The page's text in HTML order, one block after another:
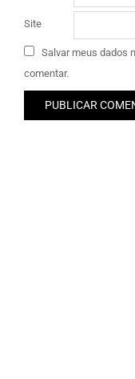
Site
Salvar meus dados
comentar.